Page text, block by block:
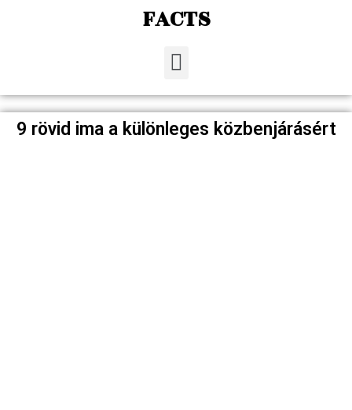
FACTS
9 rövid ima a különleges közbenjárásért